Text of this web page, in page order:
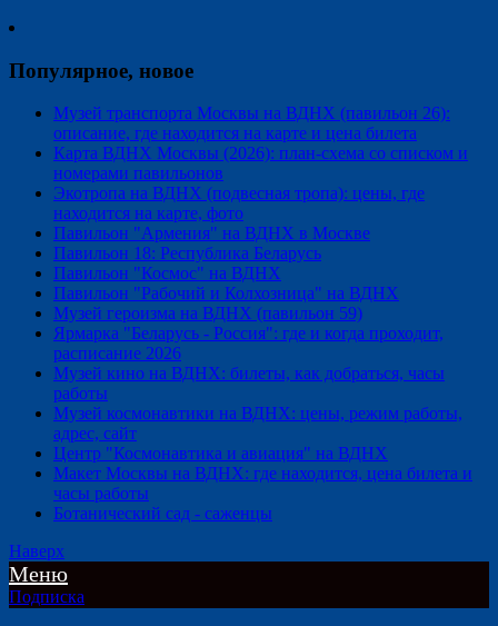
Популярное, новое
Музей транспорта Москвы на ВДНХ (павильон 26):
описание, где находится на карте и цена билета
Карта ВДНХ Москвы (2026): план-схема со списком и
номерами павильонов
Экотропа на ВДНХ (подвесная тропа): цены, где
находится на карте, фото
Павильон "Армения" на ВДНХ в Москве
Павильон 18: Республика Беларусь
Павильон "Космос" на ВДНХ
Павильон "Рабочий и Колхозница" на ВДНХ
Музей героизма на ВДНХ (павильон 59)
Ярмарка "Беларусь - Россия": где и когда проходит,
расписание 2026
Музей кино на ВДНХ: билеты, как добраться, часы
работы
Музей космонавтики на ВДНХ: цены, режим работы,
адрес, сайт
Центр "Космонавтика и авиация" на ВДНХ
Макет Москвы на ВДНХ: где находится, цена билета и
часы работы
Ботанический сад - саженцы
Наверх
Меню
Подписка